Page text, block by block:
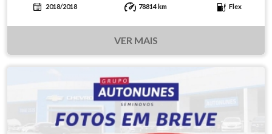
2018/2018 78814 km Flex
VER MAIS